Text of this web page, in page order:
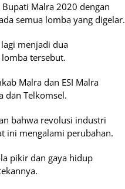
Malra 2020 dengan
semua lomba yang digelar.
menjadi dua
tersebut.
Malra dan ESI Malra
dan Telkomsel.
bahwa revolusi industri
ini mengalami perubahan.
pikir dan gaya hidup